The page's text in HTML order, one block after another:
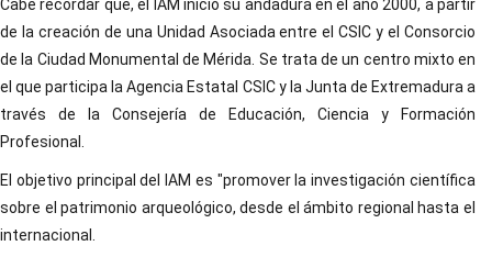
Cabe recordar que, el IAM inició su andadura en el año 2000, a partir
de la creación de una Unidad Asociada entre el CSIC y el Consorcio
de la Ciudad Monumental de Mérida. Se trata de un centro mixto en
el que participa la Agencia Estatal CSIC y la Junta de Extremadura a
través de la Consejería de Educación, Ciencia y Formación
Profesional.
El objetivo principal del IAM es "promover la investigación científica
sobre el patrimonio arqueológico, desde el ámbito regional hasta el
internacional.